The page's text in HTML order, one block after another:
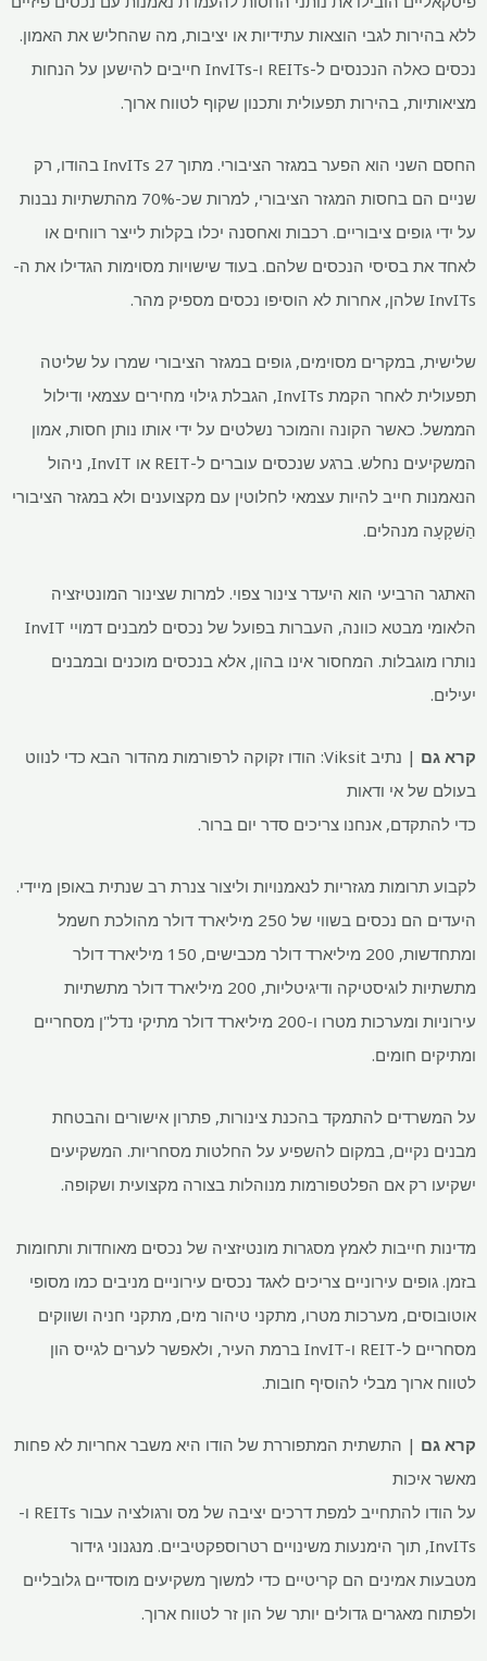
ללא בהירות לגבי הוצאות עתידיות או יציבות, מה שהחליש את האמון.
נכסים כאלה הנכנסים ל-REITs ו-InvITs חייבים להישען על הנחות
מציאותיות, בהירות תפעולית ותכנון שקוף לטווח ארוך.
החסם השני הוא הפער במגזר הציבורי. מתוך 27 InvITs בהודו, רק
שניים הם בחסות המגזר הציבורי, למרות שכ-70% מהתשתיות נבנות
על ידי גופים ציבוריים. רכבות ואחסנה יכלו בקלות לייצר רווחים או
לאחד את בסיסי הנכסים שלהם. בעוד שישויות מסוימות הגדילו את ה-
InvITs שלהן, אחרות לא הוסיפו נכסים מספיק מהר.
שלישית, במקרים מסוימים, גופים במגזר הציבורי שמרו על שליטה
תפעולית לאחר הקמת InvITs, הגבלת גילוי מחירים עצמאי ודילול
הממשל. כאשר הקונה והמוכר נשלטים על ידי אותו נותן חסות, אמון
המשקיעים נחלש. ברגע שנכסים עוברים ל-REIT או InvIT, ניהול
הנאמנות חייב להיות עצמאי לחלוטין עם מקצוענים ולא במגזר הציבורי
הַשׁקָעָה מנהלים.
האתגר הרביעי הוא היעדר צינור צפוי. למרות שצינור המונטיזציה
הלאומי מבטא כוונה, העברות בפועל של נכסים למבנים דמויי InvIT
נותרו מוגבלות. המחסור אינו בהון, אלא בנכסים מוכנים ובמבנים
יעילים.
קרא גם |
נתיב Viksit: הודו זקוקה לרפורמות מהדור הבא כדי לנווט
בעולם של אי ודאות
כדי להתקדם, אנחנו צריכים סדר יום ברור.
לקבוע תרומות מגזריות לנאמנויות וליצור צנרת רב שנתית באופן מיידי.
היעדים הם נכסים בשווי של 250 מיליארד דולר מהולכת חשמל
ומתחדשות, 200 מיליארד דולר מכבישים, 150 מיליארד דולר
מתשתיות לוגיסטיקה ודיגיטליות, 200 מיליארד דולר מתשתיות
עירוניות ומערכות מטרו ו-200 מיליארד דולר מתיקי נדל"ן מסחריים
ומתיקים חומים.
על המשרדים להתמקד בהכנת צינורות, פתרון אישורים והבטחת
מבנים נקיים, במקום להשפיע על החלטות מסחריות. המשקיעים
ישקיעו רק אם הפלטפורמות מנוהלות בצורה מקצועית ושקופה.
מדינות חייבות לאמץ מסגרות מונטיזציה של נכסים מאוחדות ותחומות
בזמן. גופים עירוניים צריכים לאגד נכסים עירוניים מניבים כמו מסופי
אוטובוסים, מערכות מטרו, מתקני טיהור מים, מתקני חניה ושווקים
מסחריים ל-REIT ו-InvIT ברמת העיר, ולאפשר לערים לגייס הון
לטווח ארוך מבלי להוסיף חובות.
קרא גם | התשתית המתפוררת של הודו היא משבר אחריות לא פחות
מאשר איכות
על הודו להתחייב למפת דרכים יציבה של מס ורגולציה עבור REITs ו-
InvITs, תוך הימנעות משינויים רטרוספקטיביים. מנגנוני גידור
מטבעות אמינים הם קריטיים כדי למשוך משקיעים מוסדיים גלובליים
ולפתוח מאגרים גדולים יותר של הון זר לטווח ארוך.